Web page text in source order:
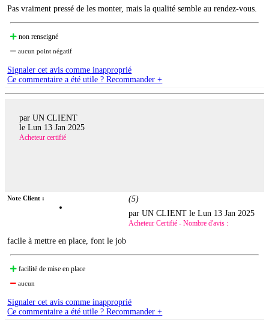
Pas vraiment pressé de les monter, mais la qualité semble au rendez-vous.
non renseigné
aucun point négatif
Signaler cet avis comme inapproprié
Ce commentaire a été utile ? Recommander +
par UN CLIENT
le Lun 13 Jan 2025
Acheteur certifié
Note Client : (5)
par UN CLIENT leLun 13 Jan 2025
Acheteur Certifié - Nombre d'avis :
facile à mettre en place, font le job
facilité de mise en place
aucun
Signaler cet avis comme inapproprié
Ce commentaire a été utile ? Recommander +